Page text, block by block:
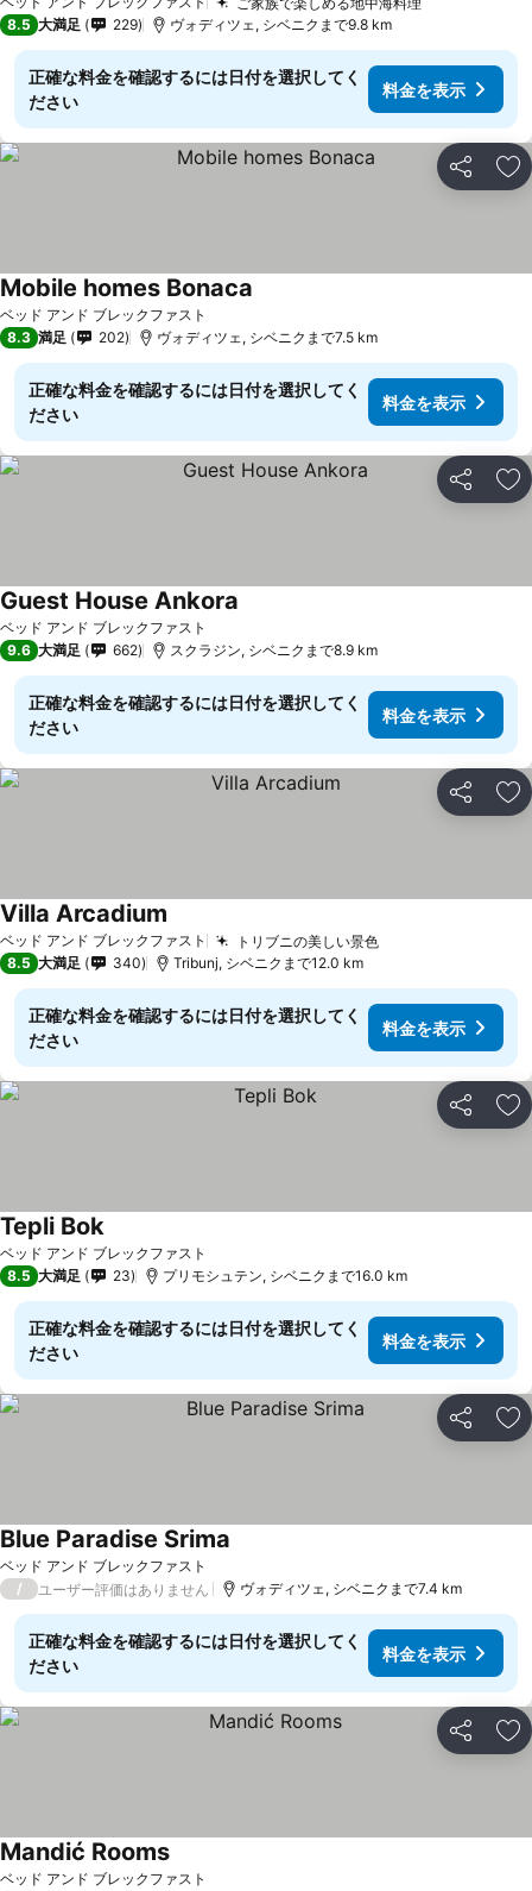
料金を表示
8.5 大満足 229 ヴォディツェ, シベニクまで9.8 km
正確な料金を確認するには日付を選択してく
ださい
料金を表示
シェア お
ベッド アンド ブレックファスト
Mobile homes Bonaca
8.3 満足 202 ヴォディツェ, シベニクまで7.5 km
正確な料金を確認するには日付を選択してく
ださい
料金を表示
シェア お
ベッド アンド ブレックファスト
Guest House Ankora
9.6 大満足 662 スクラジン, シベニクまで8.9 km
正確な料金を確認するには日付を選択してく
ださい
料金を表示
シェア お
ベッド アンド ブレックファスト トリブニの美しい景色料金を表示
Villa Arcadium
8.5 大満足 340 Tribunj, シベニクまで12.0 km
正確な料金を確認するには日付を選択してく
ださい
料金を表示
シェア お
ベッド アンド ブレックファスト
Tepli Bok料金を表示
8.5 大満足 23 プリモシュテン, シベニクまで16.0 km
正確な料金を確認するには日付を選択してく
ださい
料金を表示
シェア お
ベッド アンド ブレックファスト
Blue Paradise Srima
/ ユーザー評価はありません ヴォディツェ, シベニクまで7.4 km
正確な料金を確認するには日付を選択してく
ださい
料金を表示
シェア お
ベッド アンド ブレックファスト
Mandić Rooms料金を表示